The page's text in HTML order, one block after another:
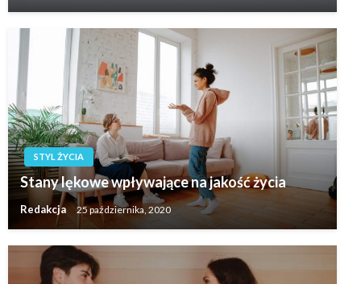
STYL ŻYCIA
Stany lękowe wpływające na jakość życia
Redakcja 25 października, 2020